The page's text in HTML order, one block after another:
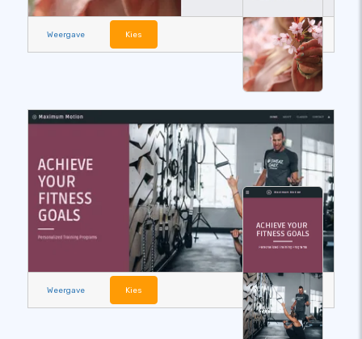
Weergave Kies
Weergave Kies